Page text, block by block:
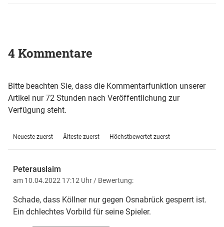
4 Kommentare
Bitte beachten Sie, dass die Kommentarfunktion unserer
Artikel nur 72 Stunden nach Veröffentlichung zur
Verfügung steht.
Neueste zuerst Älteste zuerst Höchstbewertet zuerst
Peterauslaim
am 10.04.2022 17:12 Uhr / Bewertung:
Schade, dass Köllner nur gegen Osnabrück gesperrt ist.
Ein dchlechtes Vorbild für seine Spieler.